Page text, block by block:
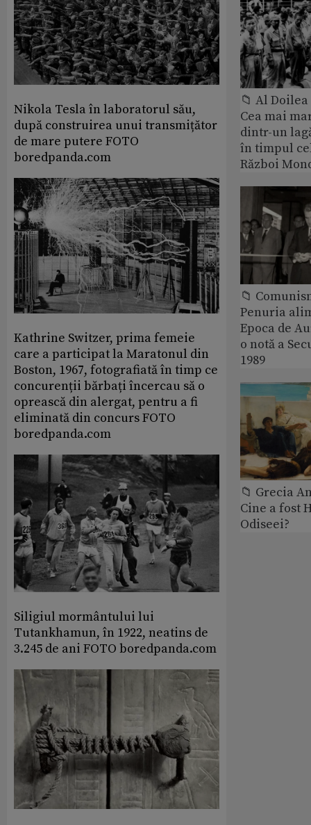
Nikola Tesla în laboratorul său,
după construirea unui transmițător
de mare putere FOTO
boredpanda.com
Kathrine Switzer, prima femeie
care a participat la Maratonul din
Boston, 1967, fotografiată în timp ce
concurenții bărbați încercau să o
oprească din alergat, pentru a fi
eliminată din concurs FOTO
boredpanda.com
Siligiul mormântului lui
Tutankhamun, în 1922, neatins de
3.245 de ani FOTO boredpanda.com
📁 Al
Cea mai
dintr-un
în timpul
Război
📁
Penuria
Epoca de
o notă a
1989
📁 Grecia
Cine a fost
Odiseei?